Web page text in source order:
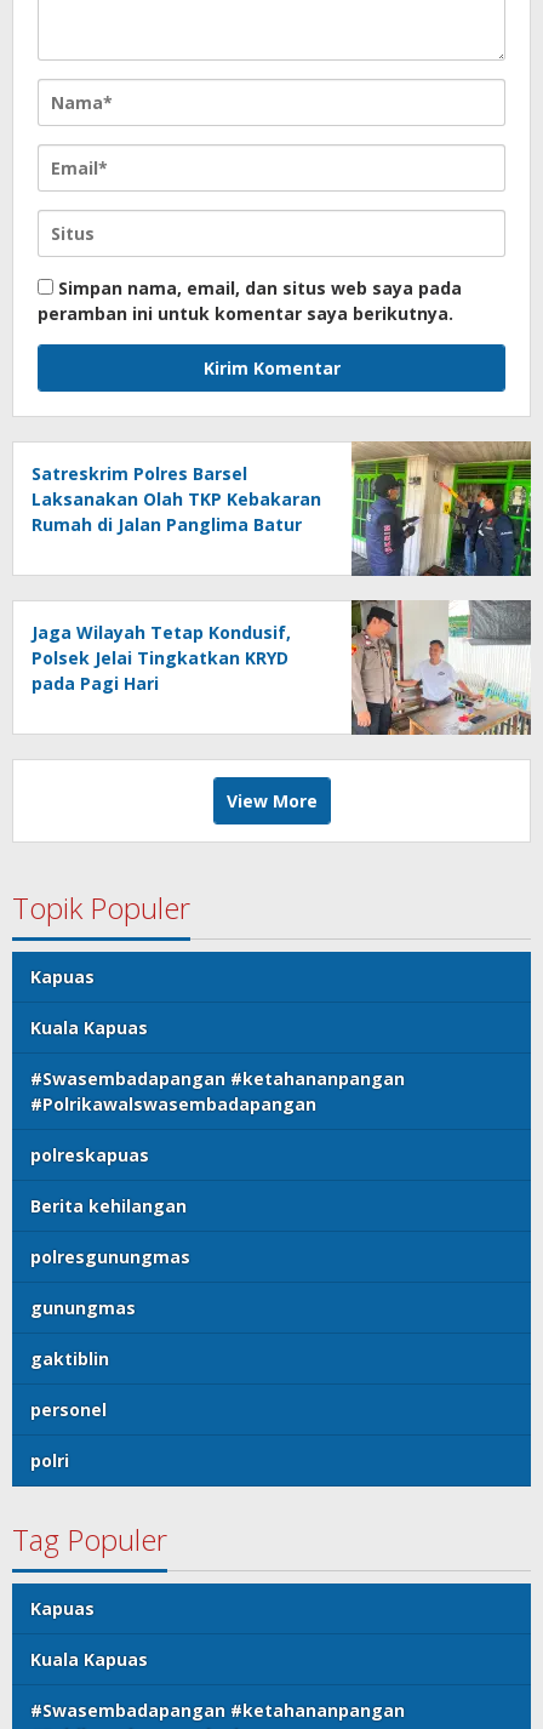
Simpan nama, email, dan situs web saya pada
peramban ini untuk komentar saya berikutnya.
Satreskrim Polres Barsel
Laksanakan Olah TKP Kebakaran
Rumah di Jalan Panglima Batur
Jaga Wilayah Tetap Kondusif,
Polsek Jelai Tingkatkan KRYD
pada Pagi Hari
View More
Topik Populer
Kapuas
Kuala Kapuas
#Swasembadapangan #ketahananpangan
#Polrikawalswasembadapangan
polreskapuas
Berita kehilangan
polresgunungmas
gunungmas
gaktiblin
personel
polri
Tag Populer
Kapuas
Kuala Kapuas
#Swasembadapangan #ketahananpangan